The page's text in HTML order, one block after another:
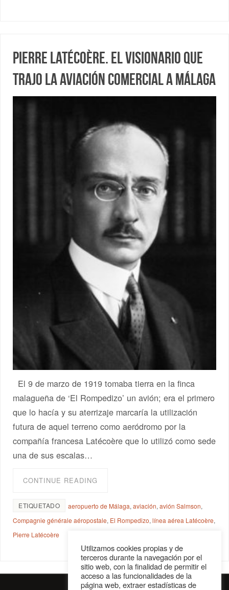
Pierre Latécoère. El visionario que
trajo la aviación comercial a Málaga
El 9 de marzo de 1919 tomaba tierra en la finca
malagueña de ‘El Rompedizo’ un avión; era el primero
que lo hacía y su aterrizaje marcaría la utilización
futura de aquel terreno como aeródromo por la
compañía francesa Latécoère que lo utilizó como sede
una de sus escalas…
CONTINUE READING
ETIQUETADO aeropuerto de Málaga,aviación,avión Salmson,
Compagnie générale aéropostale, El Rompedizo,línea aérea Latécoère,
Pierre Latécoère
Utilizamos cookies propias y de
terceros durante la navegación por el
sitio web, con la finalidad de permitir el
acceso a las funcionalidades de la
página web, extraer estadísticas de